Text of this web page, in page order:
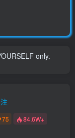
only.
75 84.6W+